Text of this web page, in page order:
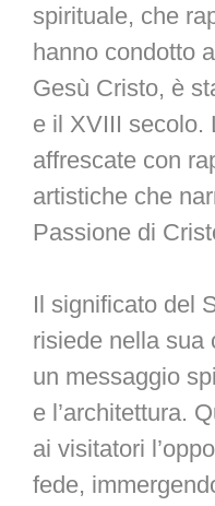
spirituale, che
hanno condotto
Gesù Cristo, è
e il XVIII secolo.
affrescate con
artistiche che
Passione di
Il significato del
risiede nella sua
un messaggio
e l’architettura.
ai visitatori
fede,